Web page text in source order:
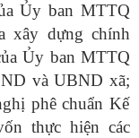
Ủy ban MTTQ
xây dựng chính
Ủy ban MTTQ
và UBND xã;
phê chuẩn Kế
thực hiện các